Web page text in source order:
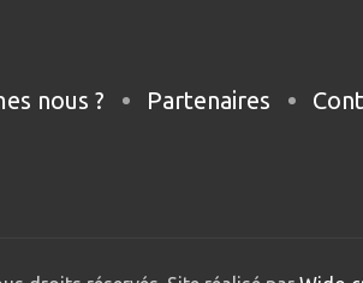
nous ? Partenaires